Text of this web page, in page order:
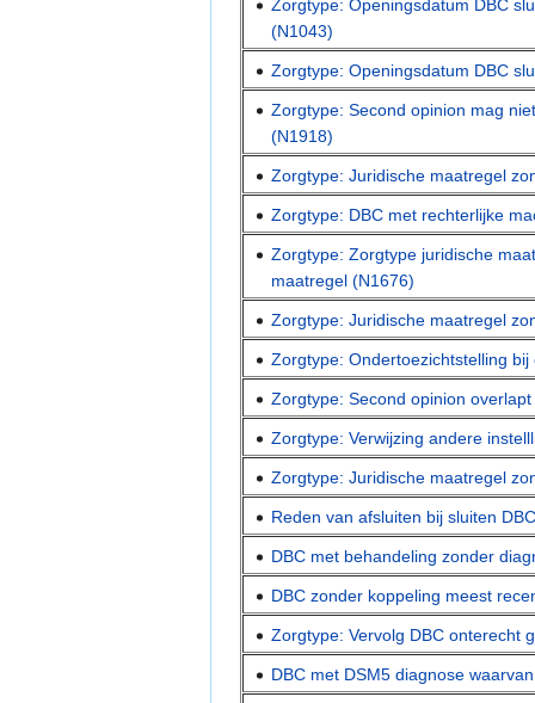
Zorgtype: Openingsdatum DBC
(N1043)
Zorgtype: Openingsdatum DBC
Zorgtype: Second opinion mag
(N1918)
Zorgtype: Juridische maatregel
Zorgtype: DBC met rechterlijke
Zorgtype: Zorgtype juridische
maatregel (N1676)
Zorgtype: Juridische maatregel
Zorgtype: Ondertoezichtstelling
Zorgtype: Second opinion
Zorgtype: Verwijzing andere
Zorgtype: Juridische maatregel
Reden van afsluiten bij sluiten
DBC met behandeling zonder
DBC zonder koppeling meest
Zorgtype: Vervolg DBC onterecht
DBC met DSM5 diagnose